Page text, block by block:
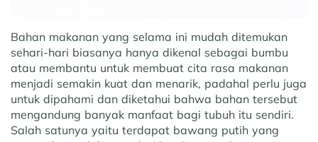
Bahan makanan yang selama ini mudah ditemukan
sehari-hari biasanya hanya dikenal sebagai bumbu
atau membantu untuk membuat cita rasa makanan
menjadi semakin kuat dan menarik, padahal perlu juga
untuk dipahami dan diketahui bahwa bahan tersebut
mengandung banyak manfaat bagi tubuh itu sendiri.
Salah satunya yaitu terdapat bawang putih yang